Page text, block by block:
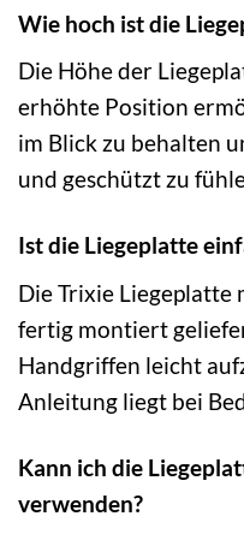
Wie hoch ist die
Die Höhe der
erhöhte Position
im Blick zu behalten
und geschützt zu
Ist die Liegeplatte
Die Trixie Liegeplatte
fertig montiert
Handgriffen leicht
Anleitung liegt bei
Kann ich die
verwenden?